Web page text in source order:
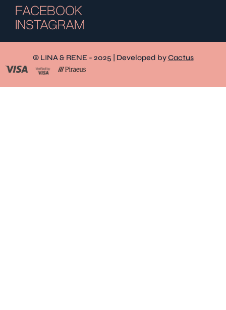
FACEBOOK
INSTAGRAM
© LINA & RENE - 2025 | Developed byCactus